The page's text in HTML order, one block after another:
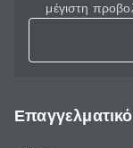
μέγιστη